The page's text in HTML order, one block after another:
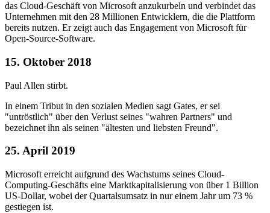
das Cloud-Geschäft von Microsoft anzukurbeln und verbindet das
Unternehmen mit den 28 Millionen Entwicklern, die die Plattform
bereits nutzen. Er zeigt auch das Engagement von Microsoft für
Open-Source-Software.
15. Oktober 2018
Paul Allen stirbt.
In einem Tribut in den sozialen Medien sagt Gates, er sei
"untröstlich" über den Verlust seines "wahren Partners" und
bezeichnet ihn als seinen "ältesten und liebsten Freund".
25. April 2019
Microsoft erreicht aufgrund des Wachstums seines Cloud-
Computing-Geschäfts eine Marktkapitalisierung von über 1 Billion
US-Dollar, wobei der Quartalsumsatz in nur einem Jahr um 73 %
gestiegen ist.